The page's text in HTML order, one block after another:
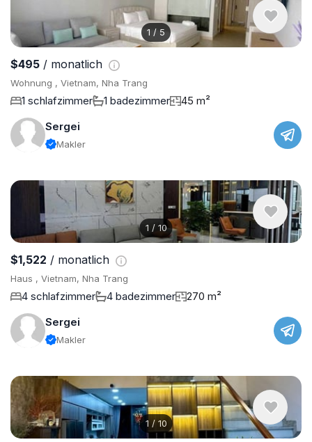
1 / 5
$495 / monatlich
Wohnung , Vietnam, Nha Trang
1 schlafzimmer 1 badezimmer
45 m²
Sergei
Makler
1 / 10
$1,522 / monatlich
Haus , Vietnam, Nha Trang
4 schlafzimmer 4 badezimmer
270 m²
Sergei
Makler
1 / 10